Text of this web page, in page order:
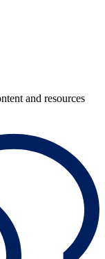
and resources